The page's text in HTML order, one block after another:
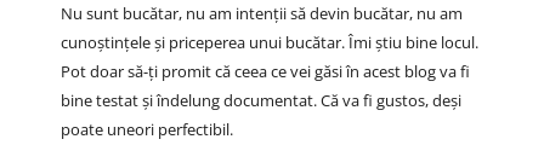
Nu sunt bucătar, nu am intenții să devin bucătar, nu am
cunoștințele și priceperea unui bucătar. Îmi știu bine locul.
Pot doar să-ți promit că ceea ce vei găsi în acest blog va fi
bine testat și îndelung documentat. Că va fi gustos, deși
poate uneori perfectibil.